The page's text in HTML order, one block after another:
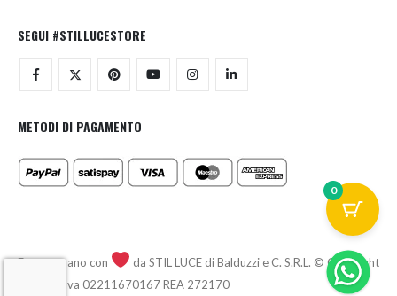
SEGUI #STILLUCESTORE
METODI DI PAGAMENTO
Fatto a mano con
da STIL LUCE di Balduzzi e C. S.R.L. © Copyright
2026 - P.Iva 02211670167 REA 272170
0